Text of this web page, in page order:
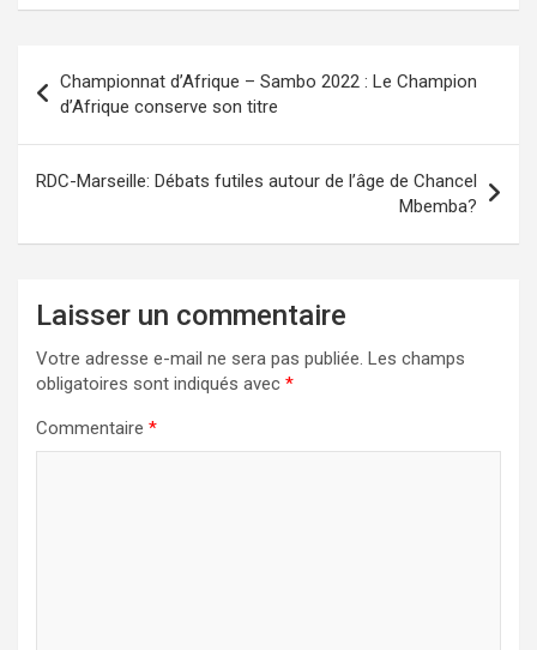
ce
o
o
k
st
d
o
n
ail ta
er
Championnat d’Afrique – Sambo 2022 : Le Champion
d’Afrique conserve son titre
RDC-Marseille: Débats futiles autour de l’âge de Chancel
Mbemba?
Laisser un commentaire
Votre adresse e-mail ne sera pas publiée. Les champs
obligatoires sont indiqués avec *
Commentaire *